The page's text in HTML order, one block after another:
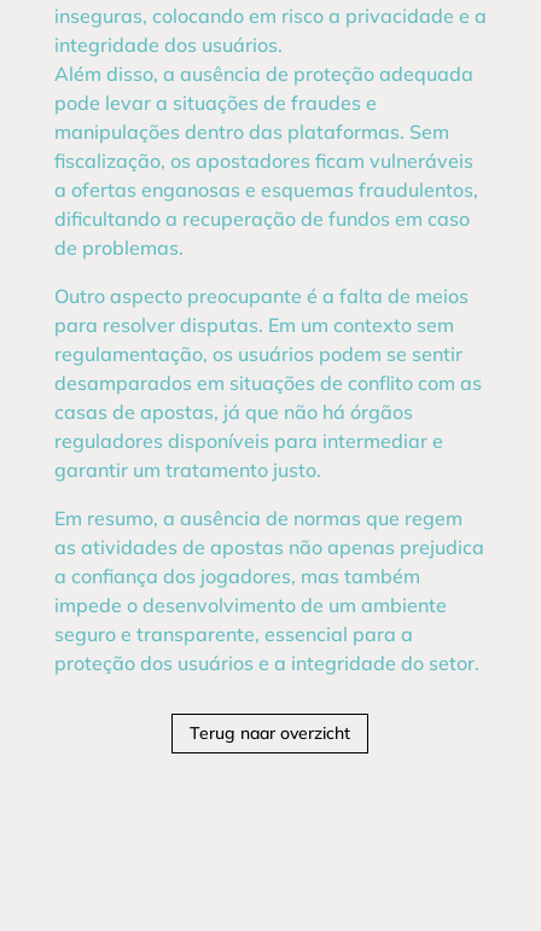
inseguras, colocando em risco a privacidade e a
integridade dos usuários.
Além disso, a ausência de proteção adequada
pode levar a situações de fraudes e
manipulações dentro das plataformas. Sem
fiscalização, os apostadores ficam vulneráveis
a ofertas enganosas e esquemas fraudulentos,
dificultando a recuperação de fundos em caso
de problemas.
Outro aspecto preocupante é a falta de meios
para resolver disputas. Em um contexto sem
regulamentação, os usuários podem se sentir
desamparados em situações de conflito com as
casas de apostas, já que não há órgãos
reguladores disponíveis para intermediar e
garantir um tratamento justo.
Em resumo, a ausência de normas que regem
as atividades de apostas não apenas prejudica
a confiança dos jogadores, mas também
impede o desenvolvimento de um ambiente
seguro e transparente, essencial para a
proteção dos usuários e a integridade do setor.
Terug naar overzicht